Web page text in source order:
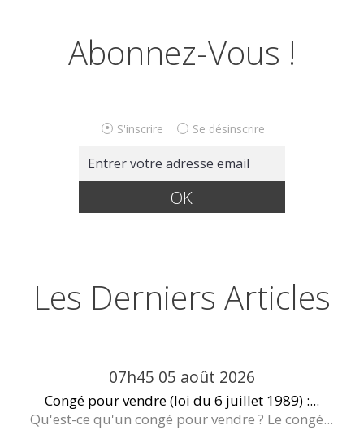
Abonnez-Vous !
S'inscrire Se désinscrire
Les Derniers Articles
07h45 05 août 2026
Congé pour vendre (loi du 6 juillet 1989) :...
Qu'est-ce qu'un congé pour vendre ? Le congé...